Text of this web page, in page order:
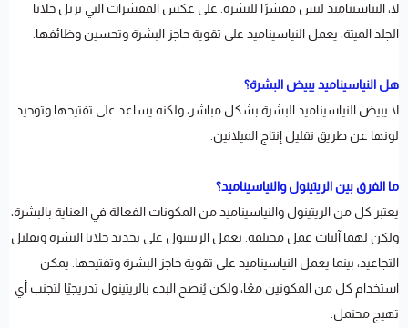
لا، النياسيناميد ليس مقشرًا للبشرة. على عكس المقشرات التي تزيل خلايا
الجلد الميتة، يعمل النياسيناميد على تقوية حاجز البشرة وتحسين وظائفها.
هل النياسيناميد يبيض البشرة؟
لا يبيض النياسيناميد البشرة بشكل مباشر، ولكنه يساعد على تفتيحها وتوحيد
لونها عن طريق تقليل إنتاج الميلانين.
ما الفرق بين الريتينول والنياسيناميد؟
يعتبر كل من الريتينول والنياسيناميد من المكونات الفعالة في العناية بالبشرة،
ولكن لهما آليات عمل مختلفة. يعمل الريتينول على تجديد خلايا البشرة وتقليل
التجاعيد، بينما يعمل النياسيناميد على تقوية حاجز البشرة وتفتيحها. يمكن
استخدام كل من المكونين معًا، ولكن يُنصح البدء بالريتينول تدريجيًا لتجنب أي
تهيج محتمل.